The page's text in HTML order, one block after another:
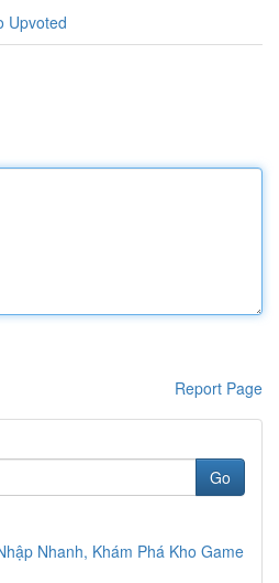
Upvoted
Report Page
Go
Nhanh, Khám Phá Kho Game